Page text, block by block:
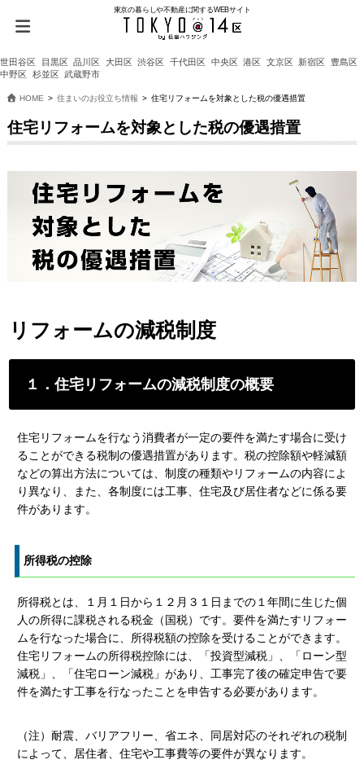
東京の暮らしや不動産に関するWEBサイト
世田谷区 目黒区 品川区 大田区 渋谷区 千代田区 中央区 港区 文京区 新宿区
豊島区
中野区 杉並区 武蔵野市
HOME 住まいのお役立ち情報 住宅リフォームを対象とした税の優遇措置
住宅リフォームを対象とした税の優遇措置
リフォームの減税制度
１．住宅リフォームの減税制度の概要
住宅リフォームを行なう消費者が一定の要件を満たす場合に受け
ることができる税制の優遇措置があります。税の控除額や軽減額
などの算出方法については、制度の種類やリフォームの内容によ
り異なり、また、各制度には工事、住宅及び居住者などに係る要
件があります。
所得税の控除
所得税とは、１月１日から１２月３１日までの１年間に生じた個
人の所得に課税される税金（国税）です。要件を満たすリフォー
ムを行なった場合に、所得税額の控除を受けることができます。
住宅リフォームの所得税控除には、「投資型減税」、「ローン型
減税」、「住宅ローン減税」があり、工事完了後の確定申告で要
件を満たす工事を行なったことを申告する必要があります。
（注）耐震、バリアフリー、省エネ、同居対応のそれぞれの税制
によって、居住者、住宅や工事費等の要件が異なります。